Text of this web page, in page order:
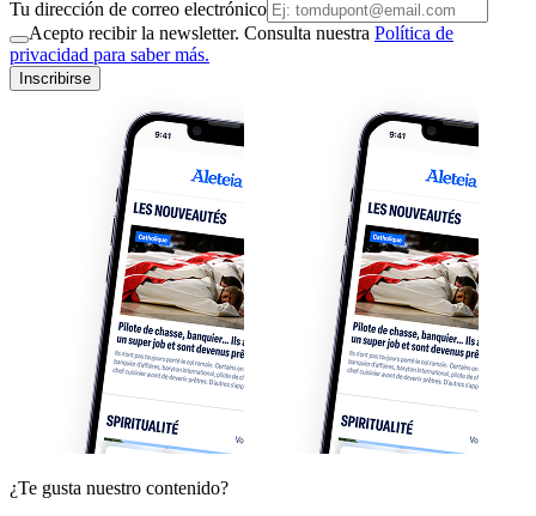
Tu dirección de correo electrónico
Acepto recibir la newsletter. Consulta nuestra Política de
privacidad para saber más.
Inscribirse
¿Te gusta nuestro contenido?